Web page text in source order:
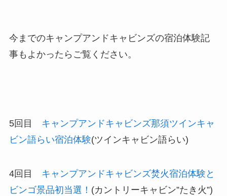
今までのキャンプアンドキャビンズの宿泊体験記
事もよかったらご覧ください。
5回目 キャンプアンドキャビンズ那須ツインキャ
ビン語らい宿泊体験(ツインキャビン語らい)
4回目 キャンプアンドキャビンズ焚火宿泊体験と
ビンゴ景品初当選！ (カントリーキャビン”たき火”)